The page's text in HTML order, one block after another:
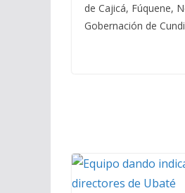
de Cajicá, Fúquene,
Gobernación de